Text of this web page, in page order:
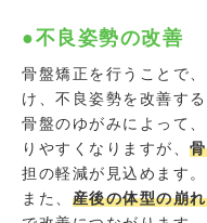
●不良姿勢の改善
骨盤矯正を行うことで、
け、不良姿勢を改善す
骨盤のゆがみによって
りやすくなりますが、
担の軽減が見込めます。
また、 産後の体型の崩れ